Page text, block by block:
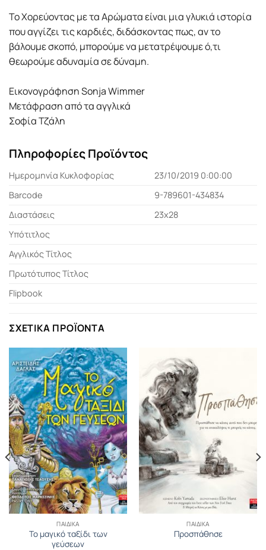
Το Χορεύοντας µε τα Αρώµατα είναι µια γλυκιά ιστορία
που αγγίζει τις καρδιές, διδάσκοντας πως, αν το
βάλουµε σκοπό, µπορούµε να µετατρέψουµε ό,τι
θεωρούµε αδυναµία σε δύναµη.
Εικονογράφηση Sonja Wimmer
Μετάφραση από τα αγγλικά
Σοφία Τζάλη
Πληροφορίες Προϊόντος
Ημερομηνία Κυκλοφορίας
23/10/2019 0:00:00
Barcode
9-789601-434834
Διαστάσεις
23x28
Υπότιτλος
Αγγλικός Τίτλος
Πρωτότυπος Τίτλος
Flipbook
ΣΧΕΤΙΚΆ ΠΡΟΪΌΝΤΑ
ΠΑΙΔΙΚΆ
Το μαγικό ταξίδι των
γεύσεων
ΠΑΙΔΙΚΆ
Προσπάθησε